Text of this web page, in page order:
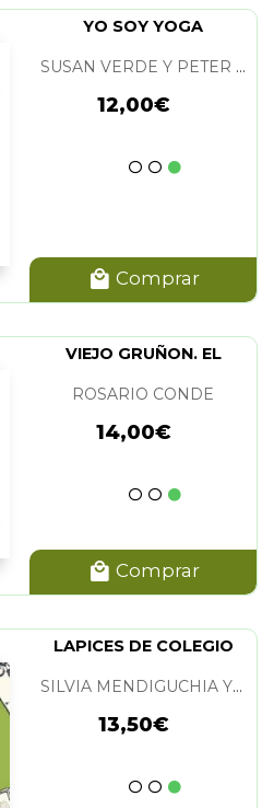
YO SOY YOGA
SUSAN VERDE Y PETER H. REYNOLDS
12,00€
Comprar
VIEJO GRUÑON. EL
ROSARIO CONDE
14,00€
Comprar
LAPICES DE COLEGIO
SILVIA MENDIGUCHIA Y TANIA SANTOS
13,50€